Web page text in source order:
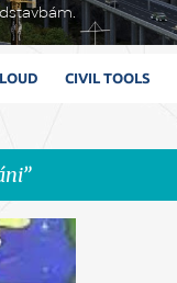
CIVIL TOOLS